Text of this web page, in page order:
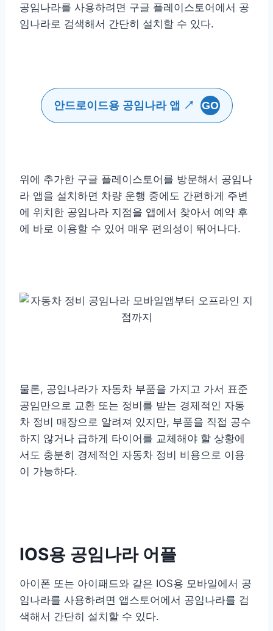
공임나라를 사용하려면 구글 플레이스토어에서 공
임나라로 검색해서 간단히 설치할 수 있다.
안드로이드용 공임나라 앱 ↗ GO
위에 추가한 구글 플레이스토어를 방문해서 공임나
라 앱을 설치하면 차량 운행 중에도 간편하게 주변
에 위치한 공임나라 지점을 앱에서 찾아서 예약 후
에 바로 이용할 수 있어 매우 편의성이 뛰어나다.
물론, 공임나라가 자동차 부품을 가지고 가서 표준
공임만으로 교환 또는 정비를 받는 경제적인 자동
차 정비 매장으로 알려져 있지만, 부품을 직접 공수
하지 않거나 급하게 타이어를 교체해야 할 상황에
서도 충분히 경제적인 자동차 정비 비용으로 이용
이 가능하다.
IOS용 공임나라 어플
아이폰 또는 아이패드와 같은 IOS용 모바일에서 공
임나라를 사용하려면 앱스토어에서 공임나라를 검
색해서 간단히 설치할 수 있다.